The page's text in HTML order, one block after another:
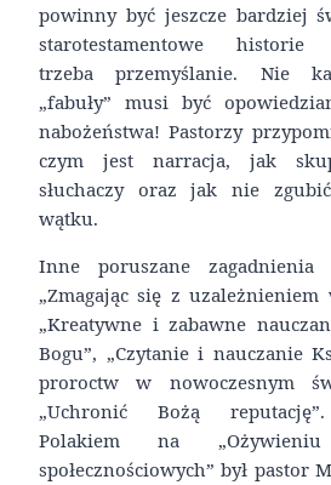
powinny być jeszcze bardziej
starotestamentowe historie
trzeba przemyślanie. Nie
„fabuły” musi być
nabożeństwa! Pastorzy
czym jest narracja, jak
słuchaczy oraz jak nie zgubić
wątku.
Inne poruszane
„Zmagając się z uzależnieniem
„Kreatywne i zabawne
Bogu”, „Czytanie i nauczanie
proroctw w nowoczesnym
„Uchronić Bożą
Polakiem na
społecznościowych” był pastor